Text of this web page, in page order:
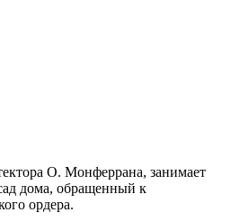
О. Монферрана, занимает
дома, обращенный к
ордера.